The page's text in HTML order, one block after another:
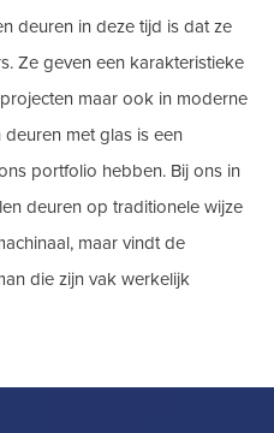
deuren in deze tijd is dat ze
Ze geven een karakteristieke
maar ook in moderne
met glas is een
portfolio hebben. Bij ons in
deuren op traditionele wijze
maar vindt de
die zijn vak werkelijk